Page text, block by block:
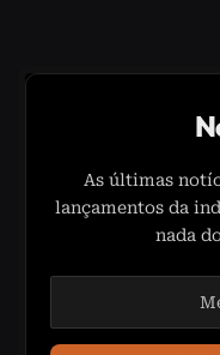
As últimas
lançamentos da
nada